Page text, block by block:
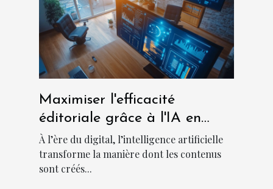
Maximiser l'efficacité
éditoriale grâce à l'IA en
marketing de contenu
À l’ère du digital, l’intelligence artificielle
transforme la manière dont les contenus
sont créés...